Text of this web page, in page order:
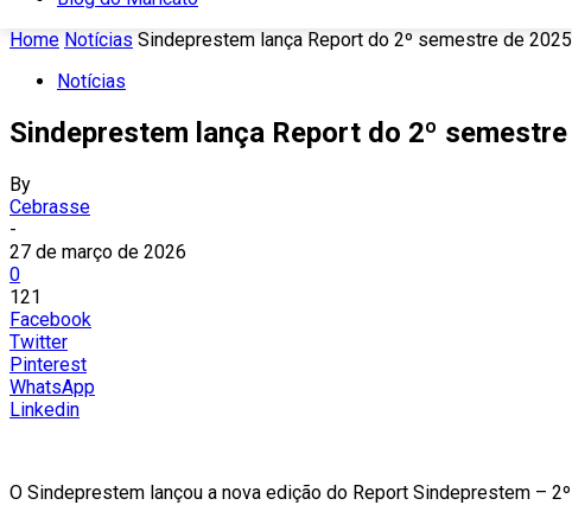
Home Notícias Sindeprestem lança Report do 2º semestre de 2025
Notícias
Sindeprestem lança Report do 2º
By
Cebrasse
-
27 de março de 2026
0
121
Facebook
Twitter
Pinterest
WhatsApp
Linkedin
O Sindeprestem lançou a nova edição do Report Sindeprestem –